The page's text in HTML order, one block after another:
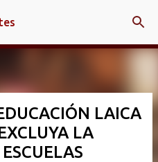
principal
LAICA
LA